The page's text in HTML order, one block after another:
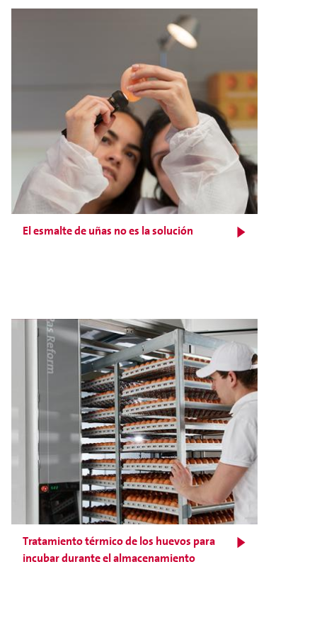
El esmalte de uñas no es la solución
Tratamiento térmico de los huevos para
incubar durante el almacenamiento